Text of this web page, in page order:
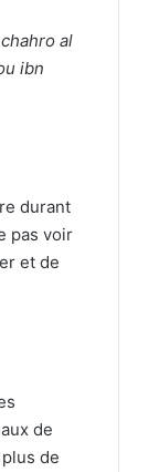
al
ibn
durant
pas voir
et de
de
de